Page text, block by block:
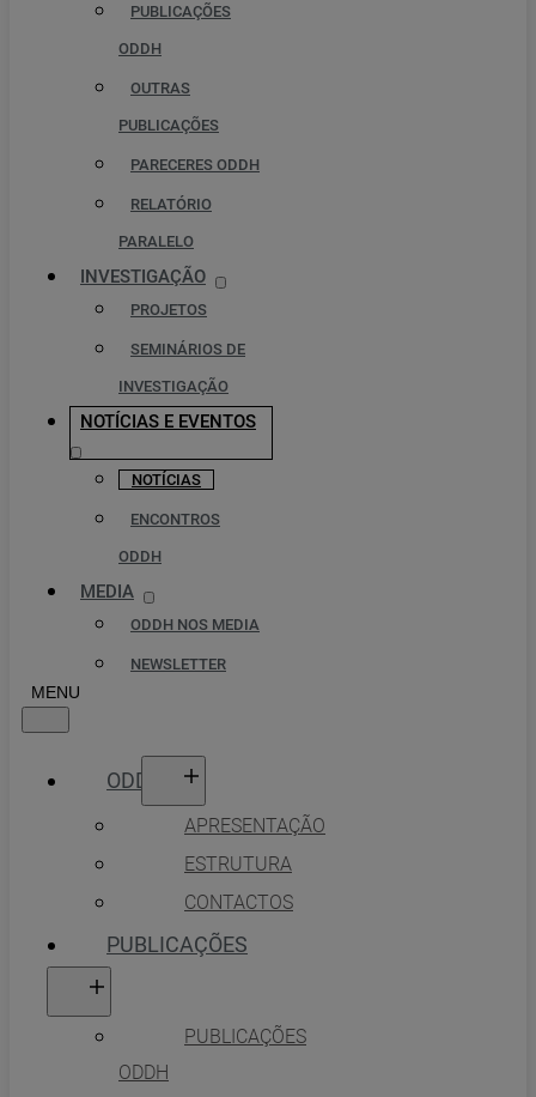
PUBLICAÇÕES
ODDH
OUTRAS
PUBLICAÇÕES
PARECERES ODDH
RELATÓRIO
PARALELO
INVESTIGAÇÃO
PROJETOS
SEMINÁRIOS DE
INVESTIGAÇÃO
NOTÍCIAS E EVENTOS
NOTÍCIAS
ENCONTROS
ODDH
MEDIA
ODDH NOS MEDIA
NEWSLETTER
ODDH
APRESENTAÇÃO
ESTRUTURA
CONTACTOS
PUBLICAÇÕES
PUBLICAÇÕES
ODDH